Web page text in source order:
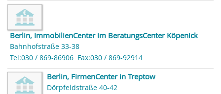
Berlin, ImmobilienCenter im BeratungsCenter Köpenick
Bahnhofstraße 33-38
Tel:030 / 869-86906 Fax:030 / 869-92914
Berlin, FirmenCenter in Treptow
Dörpfeldstraße 40-42